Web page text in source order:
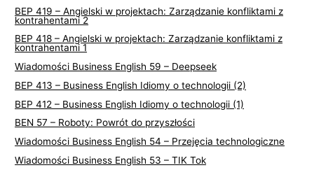
BEP 419 – Angielski w projektach: Zarządzanie konfliktami z
kontrahentami 2
BEP 418 – Angielski w projektach: Zarządzanie konfliktami z
kontrahentami 1
Wiadomości Business English 59 – Deepseek
BEP 413 – Business English Idiomy o technologii (2)
BEP 412 – Business English Idiomy o technologii (1)
BEN 57 – Roboty: Powrót do przyszłości
Wiadomości Business English 54 – Przejęcia technologiczne
Wiadomości Business English 53 – TIK Tok
w
i
z
n
e
s
i
e